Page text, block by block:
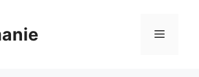
Meniu